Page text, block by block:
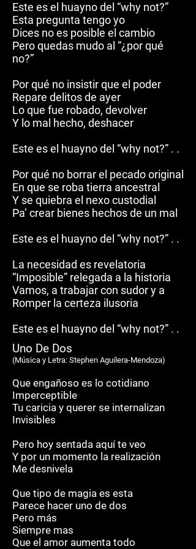
Este es el huayno del “why not?”
Esta pregunta tengo yo
Dices no es posible el cambio
Pero quedas mudo al “¿por qué
no?”
Por qué no insistir que el poder
Repare delitos de ayer
Lo que fue robado, devolver
Y lo mal hecho, deshacer
Este es el huayno del “why not?” . .
Por qué no borrar el pecado original
En que se roba tierra ancestral
Y se quiebra el nexo custodial
Pa’ crear bienes hechos de un mal
Este es el huayno del “why not?” . .
La necesidad es revelatoria
“Imposible” relegada a la historia
Vamos, a trabajar con sudor y a
Romper la certeza ilusoria
Este es el huayno del “why not?” . .
Uno De Dos
(Música y Letra: Stephen Aguilera-Mendoza)
Que engañoso es lo cotidiano
Imperceptible
Tu caricia y querer se internalizan
Invisibles
Pero hoy sentada aquí te veo
Y por un momento la realización
Me desnivela
Que tipo de magia es esta
Parece hacer uno de dos
Pero más
Siempre mas
Que el amor aumenta todo